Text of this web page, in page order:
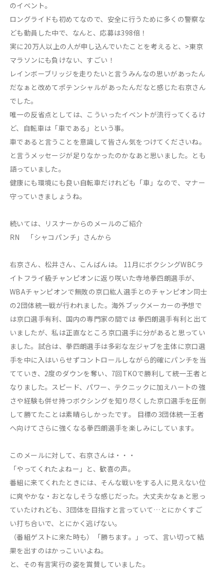
のイベント。
ロングライドも初めてなので、安全に行うために多くの警察な
ども動員した中で、なんと、応募は398倍！
実に20万人以上の人が申し込んでいたことを考えると、>東京
マラソンにも負けない、すごい！
レインボーブリッジを走りたいと言うみんなの思いがあったん
だなぁと改めてポテンシャルがあったんだなと感じた右京さん
でした。
唯一の反省点としては、こういったイベントが流行ってくるけ
ど、自転車は「車である」という事。
車であると言うことを意識して皆さん気をつけてくださいね。
と言うメッセージが足りなかったのかなあと思いました。とも
語っていました。
健康にも環境にも良い自転車だけれども「車」なので、マナー
守っていきましょうね。
続いては、リスナーからのメールのご紹介
RN 「シャコパンチ」さんから
右京さん、松井さん、こんばんは。 11月にボクシングWBCラ
イトフライ級チャンピオンに返り咲いた寺地拳四朗選手が、
WBAチャンピオンで無敗の京口紘人選手とのチャンピオン同士
の2団体統一戦が行われました。海外ブックメーカーの予想で
は京口選手有利、国内の専門家の間では 拳四朗選手有利と出て
いましたが、私は正直なところ京口選手に分があると思ってい
ました。試合は、拳四朗選手は多彩な左ジャブを主体に京口選
手を中に入はいらせずコントロールしながら的確にパンチを当
てていき、2度のダウンを奪い、7回TKOで勝利して統一王者と
なりました。スピード、パワー、テクニックに加えハートの強
さや経験も併せ持つボクシングを知り尽くした京口選手を圧倒
して勝てたことは素晴らしかったです。 目標の3団体統一王者
へ向けてさらに強くなる拳四朗選手を楽しみにしています。
このメールに対して、右京さんは・・・​
「やってくれたよねー」と、歓喜の声。
番組に来てくれたときには、そんな戦いをする人に見えない位
に爽やかな・おとなしそうな感じだった。大丈夫かなぁと思っ
ていたけれども、3団体を目指すと言っていて…とにかくすご
い打ち合いで、とにかく逃げない。
（番組ゲストに来た時も）「勝ちます。」って、言い切って結
果を出すのはかっこいいよね。
と、その有言実行の姿を賞賛していました。